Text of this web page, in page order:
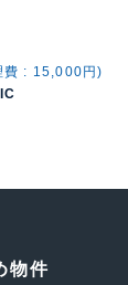
費 : 15,000円)
物件